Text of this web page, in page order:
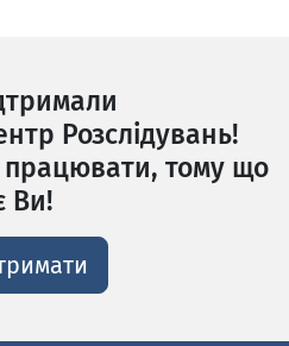
Розслідувань!
тому що
Ви!